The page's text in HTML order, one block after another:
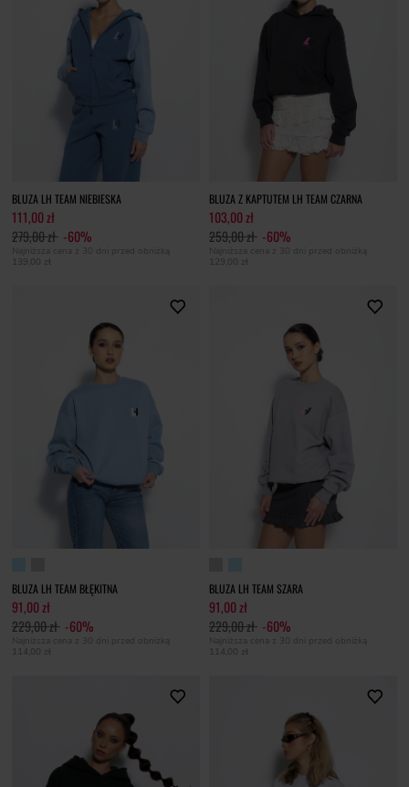
BLUZA LH TEAM NIEBIESKA
111,00 zł
279,00 zł -60%
Najniższa cena z 30 dni przed obniżką
139,00 zł
BLUZA Z KAPTUTEM LH TEAM CZARNA
103,00 zł
259,00 zł -60%
Najniższa cena z 30 dni przed obniżką
129,00 zł
BLUZA LH TEAM BŁĘKITNA
91,00 zł
229,00 zł -60%
Najniższa cena z 30 dni przed obniżką
114,00 zł
BLUZA LH TEAM SZARA
91,00 zł
229,00 zł -60%
Najniższa cena z 30 dni przed obniżką
114,00 zł